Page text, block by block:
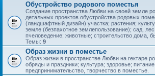
Обустройство родового поместья
Создание пространства Любви на своей земле
детальных проектов обустройства родовых
(ландшафтный дизайн) участка; растения;
земле (безпахотное землепользование); сад,
пчеловедение; животные; строительство дома,
Темы: 9
Образ жизни в поместье
Образ жизни в пространстве Любви на гектаре
обряды и праздники; культура; здоровье;
предпринимательство, творчество в поместье.